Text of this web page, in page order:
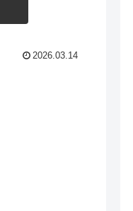
2026.03.14